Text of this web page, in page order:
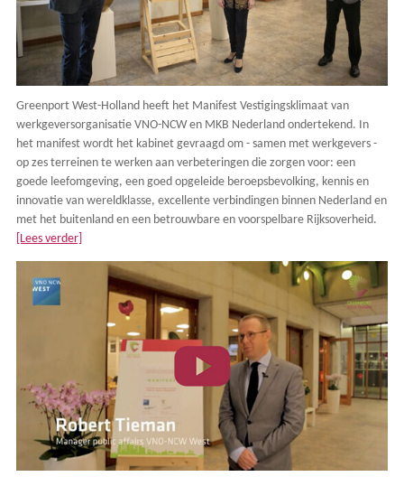
Greenport West-Holland heeft het Manifest Vestigingsklimaat van
werkgeversorganisatie VNO-NCW en MKB Nederland ondertekend. In
het manifest wordt het kabinet gevraagd om - samen met werkgevers -
op zes terreinen te werken aan verbeteringen die zorgen voor: een
goede leefomgeving, een goed opgeleide beroepsbevolking, kennis en
innovatie van wereldklasse, excellente verbindingen binnen Nederland en
met het buitenland en een betrouwbare en voorspelbare Rijksoverheid.
[Lees verder]